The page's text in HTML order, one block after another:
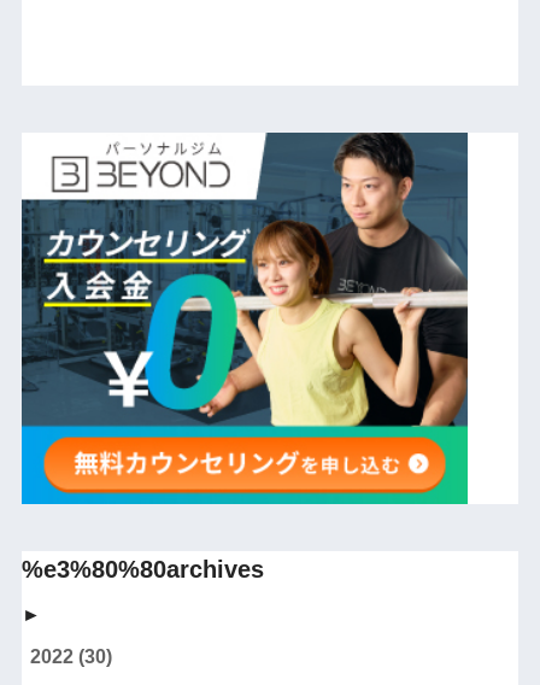
%e3%80%80archives
►
2022 (30)